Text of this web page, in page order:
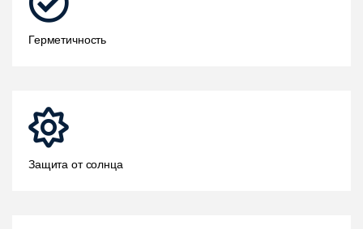
Герметичность
Защита от солнца